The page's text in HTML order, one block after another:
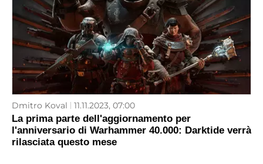
Dmitro Koval 11.11.2023, 07:00
La prima parte dell'aggiornamento per
l'anniversario di Warhammer 40.000: Darktide verrà
rilasciata questo mese